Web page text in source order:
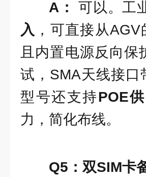
A：
可以。工
入 ，可直接从
且内置电源反向
试，SMA天线接
型号还支持POE
力，简化布线。
Q5：双SIM卡